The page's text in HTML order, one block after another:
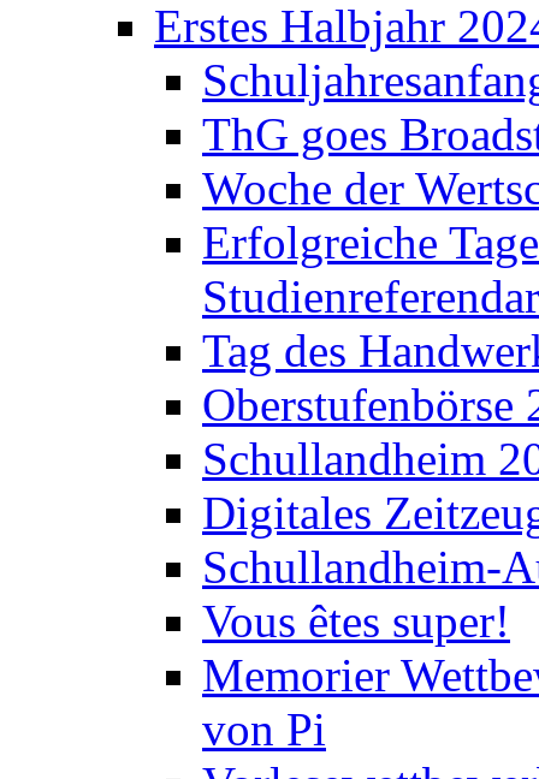
Erstes Halbjahr
ThG goes
Woche der
Erfolgreiche
Tag des
Oberstufenbörse
Schullandheim
Digitales
Schullandheim-
Vous êtes super!
Memorier
von Pi